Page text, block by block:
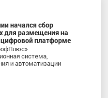
начался сбор
для размещения на
платформе
–
система,
и автоматизации